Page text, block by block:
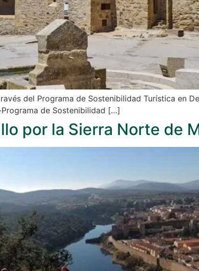
del Programa de Sostenibilidad Turística en
de Sostenibilidad […]
por la Sierra Norte de